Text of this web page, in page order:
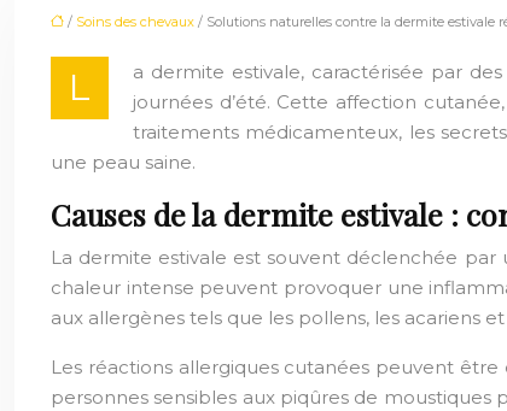
/ Soins des chevaux / Solutions naturelles contre la dermite estivale
L
a dermite estivale, caractérisée par
journées d’été. Cette affection
traitements médicamenteux, les
une peau saine.
Causes de la dermite estivale :
La dermite estivale est souvent déclenchée par
chaleur intense peuvent provoquer une
aux allergènes tels que les pollens, les acariens
Les réactions allergiques cutanées peuvent
personnes sensibles aux piqûres de moustiques